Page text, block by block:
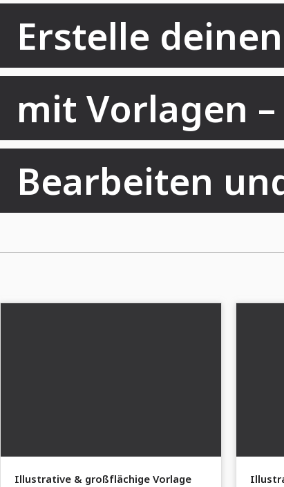
Erstelle
mit Vorlagen
Bearbeiten
Illustrative & großflächige Vorlage